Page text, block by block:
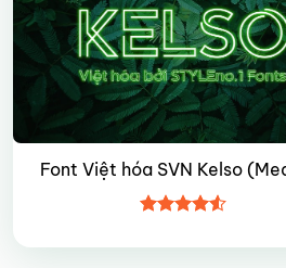
Font Việt hóa SVN Kelso
hạng4.5